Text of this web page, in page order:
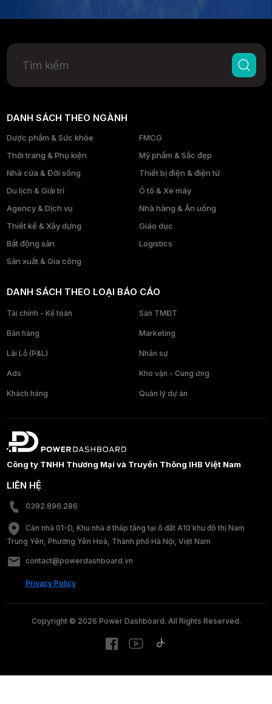
DANH SÁCH THEO NGÀNH
Dược phẩm & Sức khỏe
FMCG
Thời trang & Phụ kiện
Mỹ phẩm & Sắc đẹp
Nhà cửa & Đời sống
Thiết bị điện & điện tử
Du lịch & Giải trí
Ô tô & Xe máy
Agency & Dịch vụ
Nhà hàng & Ăn uống
Thiết kế & Xây dựng
Giáo dục
Bất động sản
Logistics
Sản xuất & Gia công
DANH SÁCH THEO LOẠI BÁO CÁO
Tài chính - Kế toán Sàn TMĐT
Bán hàng Marketing
Lãi Lỗ (P&L) Nhân sự
Ads Kho vận - Cung ứng
Khách hàng Quản lý dự án
Công ty TNHH Thương Mại và Truyền Thông IHB Việt Nam
LIÊN HỆ
0392.896.286
Căn nhà 01-D, Khu nhà ở thấp tầng tại ô đất A10 khu đô thị Nam
Trung Yên, Phường Yên Hoà, Thành phố Hà Nội, Việt Nam
contact@powerdashboard.vn
Privacy Policy
Copyright © 2026 Power Dashboard. All Rights Reserved.